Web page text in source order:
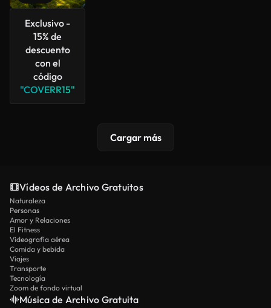
Exclusivo -
15% de
descuento
con el
código
"COVERR15"
Cargar más
Vídeos de Archivo Gratuitos
Naturaleza
Personas
Amor y Relaciones
El Fitness
Videografía aérea
Comida y bebida
Viajes
Transporte
Tecnología
Zoom de fondo virtual
Música de Archivo Gratuita